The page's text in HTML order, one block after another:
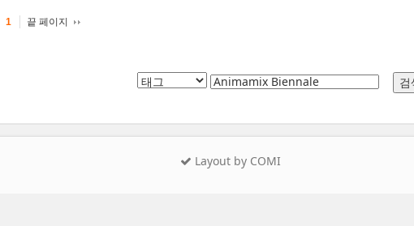
1 끝 페이지
Layout by COMI